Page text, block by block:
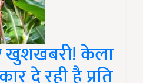
खुशखबरी! केला
दे रही है प्रति